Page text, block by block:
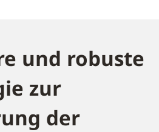
und robuste
zur
der